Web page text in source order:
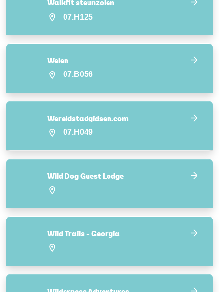
Walkfit steunzolen
07.H125
Welen
07.B056
Wereldstadgidsen.com
07.H049
Wild Dog Guest Lodge
Wild Trails – Georgia